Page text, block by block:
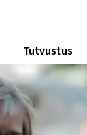
Tutvustus